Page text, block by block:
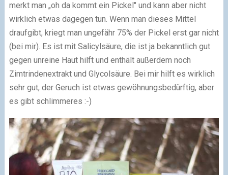
merkt man „oh da kommt ein Pickel" und kann aber nicht
wirklich etwas dagegen tun. Wenn man dieses Mittel
draufgibt, kriegt man ungefähr 75% der Pickel erst gar nicht
(bei mir). Es ist mit Salicylsäure, die ist ja bekanntlich gut
gegen unreine Haut hilft und enthält außerdem noch
Zimtrindenextrakt und Glycolsäure. Bei mir hilft es wirklich
sehr gut, der Geruch ist etwas gewöhnungsbedürftig, aber
es gibt schlimmeres :-)